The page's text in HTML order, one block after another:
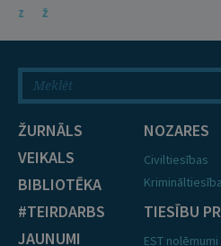
Z
Ž
ŽURNĀLS
VEIKALS
BIBLIOTĒKA
#TEIRDARBS
JAUNUMI
NOZARES
Civiltiesības
TIESĪBU
EST nolēmumi